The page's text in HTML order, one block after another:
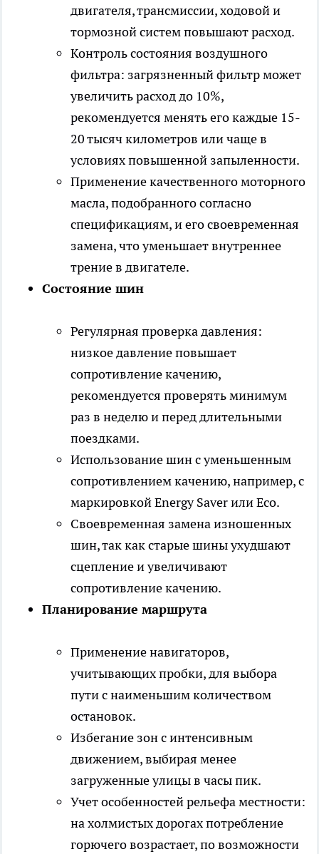
двигателя, трансмиссии, ходовой и
тормозной систем повышают расход.
Контроль состояния воздушного
фильтра: загрязненный фильтр может
увеличить расход до 10%,
рекомендуется менять его каждые 15-
20 тысяч километров или чаще в
условиях повышенной запыленности.
Применение качественного моторного
масла, подобранного согласно
спецификациям, и его своевременная
замена, что уменьшает внутреннее
трение в двигателе.
Состояние шин
Регулярная проверка давления:
низкое давление повышает
сопротивление качению,
рекомендуется проверять минимум
раз в неделю и перед длительными
поездками.
Использование шин с уменьшенным
сопротивлением качению, например, с
маркировкой Energy Saver или Eco.
Своевременная замена изношенных
шин, так как старые шины ухудшают
сцепление и увеличивают
сопротивление качению.
Планирование маршрута
Применение навигаторов,
учитывающих пробки, для выбора
пути с наименьшим количеством
остановок.
Избегание зон с интенсивным
движением, выбирая менее
загруженные улицы в часы пик.
Учет особенностей рельефа местности:
на холмистых дорогах потребление
горючего возрастает, по возможности